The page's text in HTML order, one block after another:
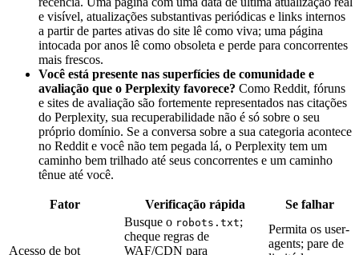
e visível, atualizações substantivas periódicas e links internos
a partir de partes ativas do site lê como viva; uma página
intocada por anos lê como obsoleta e perde para concorrentes
mais frescos.
Você está presente nas superfícies de comunidade e
avaliação que o Perplexity favorece? Como Reddit, fóruns
e sites de avaliação são fortemente representados nas citações
do Perplexity, sua recuperabilidade não é só sobre o seu
próprio domínio. Se a conversa sobre a sua categoria acontece
no Reddit e você não tem pegada lá, o Perplexity tem um
caminho bem trilhado até seus concorrentes e um caminho
tênue até você.
Fator Verificação rápida Se falhar
Acesso de bot
Busque o robots.txt;
cheque regras de
WAF/CDN para
Permita os user-
agents; pare de